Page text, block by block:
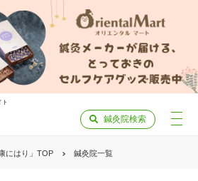
ト
鍼灸院検索
にはり」TOP 鍼灸院一覧